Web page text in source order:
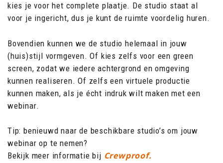
kies je voor het complete plaatje. De studio staat al
voor je ingericht, dus je kunt de ruimte voordelig huren.
Bovendien kunnen we de studio helemaal in jouw
(huis)stijl vormgeven. Of kies zelfs voor een green
screen, zodat we iedere achtergrond en omgeving
kunnen realiseren. Of zelfs een virtuele productie
kunnen maken, als je écht indruk wilt maken met een
webinar.
Tip: benieuwd naar de beschikbare studio’s om jouw
webinar op te nemen?
Bekijk meer informatie bij Crewproof.